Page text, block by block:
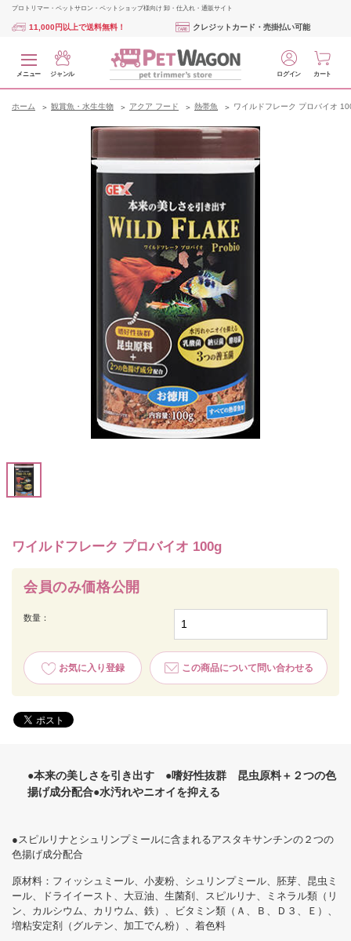
プロトリマー・ペットサロン・ペットショップ様向け 卸・仕入れ・通販サイト
11,000円以上で送料無料！ クレジットカード・売掛払い可能
メニュー ジャンル ログイン カート
ホーム 観賞魚・水生生物 アクア フード 熱帯魚 ワイルドフレーク プロバイオ
ワイルドフレーク プロバイオ 100g
会員のみ価格公開
数量：
お気に入り登録 この商品について問い合わせる
●本来の美しさを引き出す ●嗜好性抜群 昆虫原料＋２つの色
揚げ成分配合●水汚れやニオイを抑える
●スピルリナとシュリンプミールに含まれるアスタキサンチンの２つの
色揚げ成分配合
原材料：フィッシュミール、小麦粉、シュリンプミール、胚芽、昆虫ミ
ール、ドライイースト、大豆油、生菌剤、スピルリナ、ミネラル類（リ
ン、カルシウム、カリウム、鉄）、ビタミン類（Ａ、Ｂ、Ｄ３、Ｅ）、
増粘安定剤（グルテン、加工でん粉）、着色料